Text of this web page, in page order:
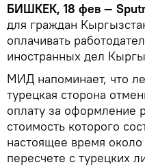
БИШКЕК, 18 фев —
для граждан
оплачивать
иностранных дел
МИД напоминает, что
турецкая сторона
оплату за оформление
стоимость которого
настоящее время
пересчете с турецких